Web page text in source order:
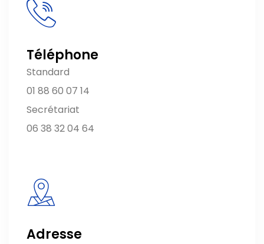
Téléphone
Standard
01 88 60 07 14
Secrétariat
06 38 32 04 64
Adresse